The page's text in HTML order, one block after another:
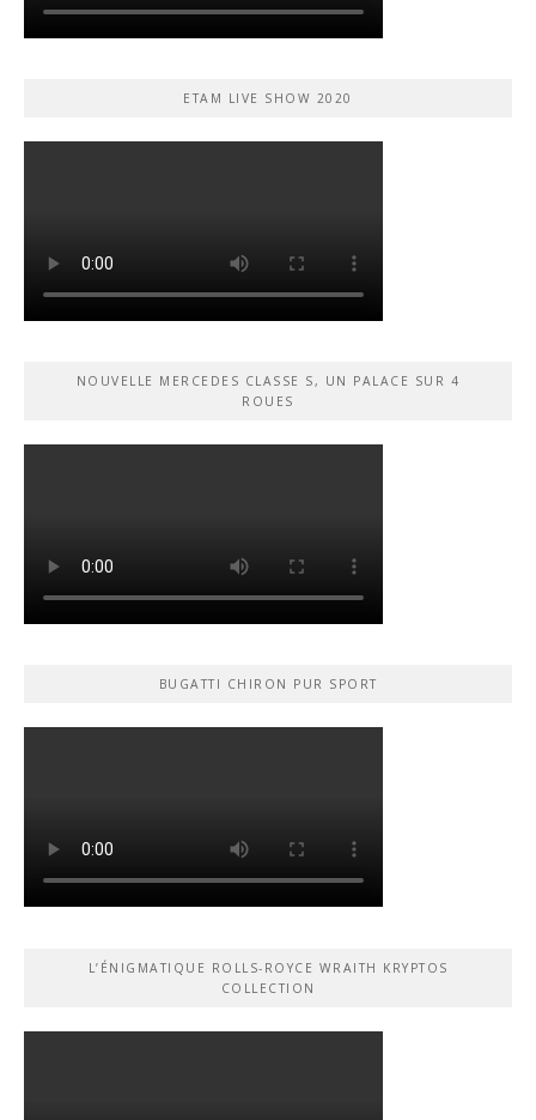
ETAM LIVE SHOW 2020
NOUVELLE MERCEDES CLASSE S, UN PALACE SUR 4
ROUES
BUGATTI CHIRON PUR SPORT
L’ÉNIGMATIQUE ROLLS-ROYCE WRAITH KRYPTOS
COLLECTION